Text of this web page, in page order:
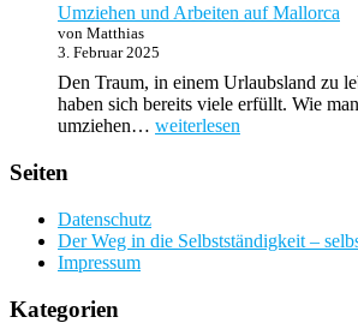
Gründungschance
Kupfer
im
Vergleich
Umziehen und Arbeiten auf Mallorca
von Matthias
3. Februar 2025
Den Traum, in einem Urlaubsland zu
haben sich bereits viele erfüllt. Wie
umziehen… Umziehen
weiterlesen
Seiten
Datenschutz
Der Weg in die Selbstständigkeit –
Impressum
Kategorien